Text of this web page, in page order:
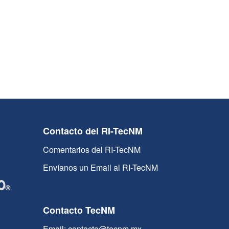
Contacto del RI-TecNM
Comentarios del RI-TecNM
Envíanos un Email al RI-TecNM
Contacto TecNM